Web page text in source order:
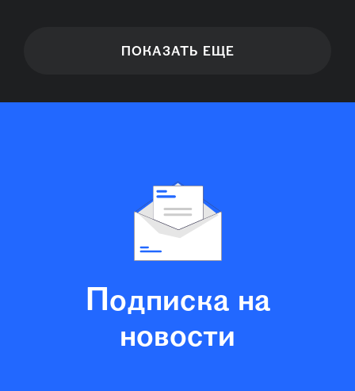
ПОКАЗАТЬ ЕЩЕ
Подписка на
новости